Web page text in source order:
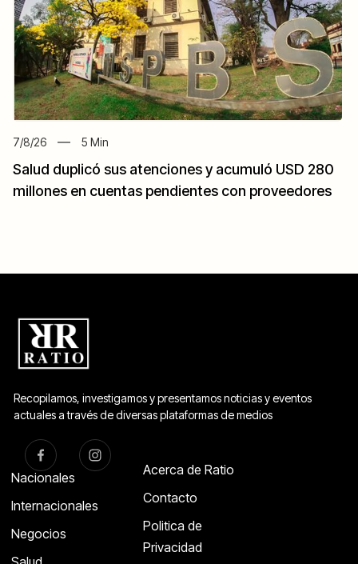
7/8/26 5 Min
Salud duplicó sus atenciones y acumuló USD 280
millones en cuentas pendientes con proveedores
Recopilamos, investigamos y presentamos noticias y eventos
actuales a través de diversas plataformas de medios
Nacionales
Internacionales
Negocios
Acerca de Ratio
Contacto
Politica de
Privacidad